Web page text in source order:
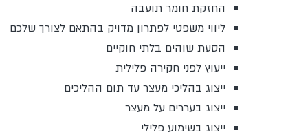
החזקת חומר תועבה
ליווי משפטי לפתרון מדויק בהתאם לצורך שלכם
הסעת שוהים בלתי חוקיים
ייעוץ לפני חקירה פלילית
ייצוג בהליכי מעצר עד תום ההליכים
ייצוג בעררים על מעצר
ייצוג בשימוע פלילי